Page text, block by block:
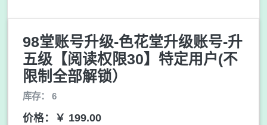
98堂账号升级-色花堂升级账号-升
五级【阅读权限30】特定用户(不
限制全部解锁）
库存： 6
价格：￥ 199.00